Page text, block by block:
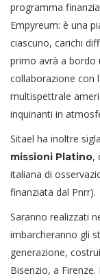
programma
Empyreum: è una
ciascuno, carichi
primo avrà a bordo
collaborazione con
multispettrale
inquinanti in
Sitael ha inoltre
missioni Platino,
italiana di
finanziata dal Pnrr).
Saranno realizzati
imbarcheranno gli
generazione,
Bisenzio, a